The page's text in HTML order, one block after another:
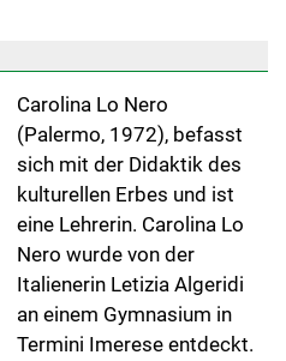
Carolina Lo Nero
(Palermo, 1972), befasst
sich mit der Didaktik des
kulturellen Erbes und ist
eine Lehrerin. Carolina Lo
Nero wurde von der
Italienerin Letizia Algeridi
an einem Gymnasium in
Termini Imerese entdeckt.